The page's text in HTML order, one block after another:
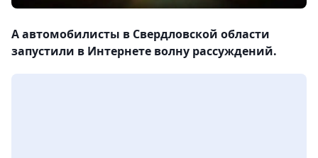
А автомобилисты в Свердловской области
запустили в Интернете волну рассуждений.